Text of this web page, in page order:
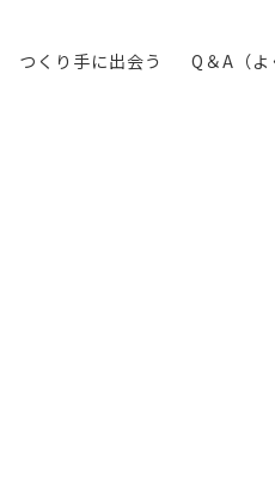
つくり手に出会う Q＆A（よ